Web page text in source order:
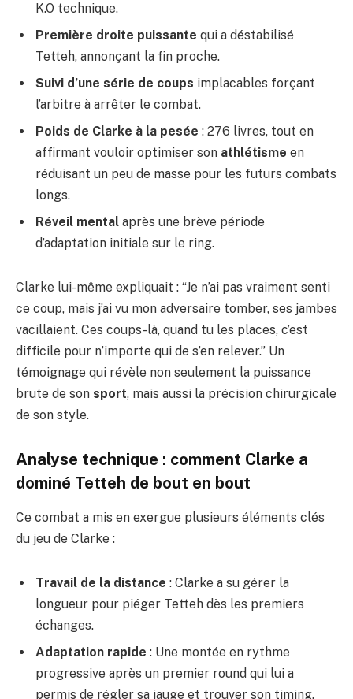
K.O technique.
Première droite puissante qui a déstabilisé
Tetteh, annonçant la fin proche.
Suivi d’une série de coups implacables forçant
l’arbitre à arrêter le combat.
Poids de Clarke à la pesée : 276 livres, tout en
affirmant vouloir optimiser son athlétisme en
réduisant un peu de masse pour les futurs combats
longs.
Réveil mental après une brève période
d’adaptation initiale sur le ring.
Clarke lui-même expliquait : “Je n’ai pas vraiment senti
ce coup, mais j’ai vu mon adversaire tomber, ses jambes
vacillaient. Ces coups-là, quand tu les places, c’est
difficile pour n’importe qui de s’en relever.” Un
témoignage qui révèle non seulement la puissance
brute de son sport, mais aussi la précision chirurgicale
de son style.
Analyse technique : comment Clarke a
dominé Tetteh de bout en bout
Ce combat a mis en exergue plusieurs éléments clés
du jeu de Clarke :
Travail de la distance : Clarke a su gérer la
longueur pour piéger Tetteh dès les premiers
échanges.
Adaptation rapide : Une montée en rythme
progressive après un premier round qui lui a
permis de régler sa jauge et trouver son timing.